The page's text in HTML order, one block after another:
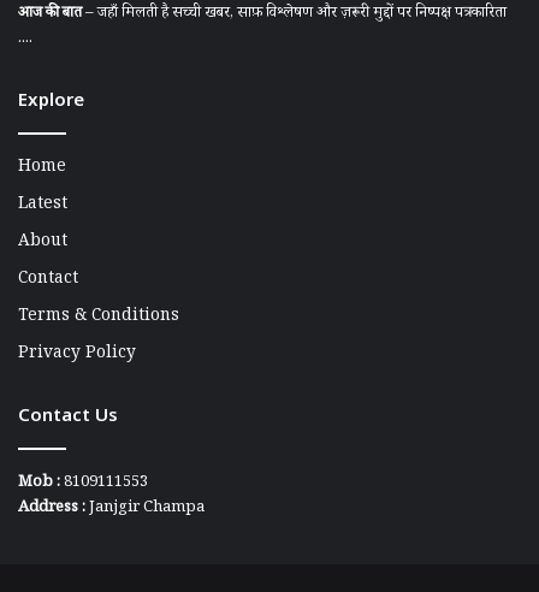
आज की बात– जहाँ मिलती है सच्ची खबर, साफ़ विश्लेषण और ज़रूरी मुद्दों पर निष्पक्ष पत्रकारिता
....
Explore
Home
Latest
About
Contact
Terms & Conditions
Privacy Policy
Contact Us
Mob :8109111553
Address :Janjgir Champa